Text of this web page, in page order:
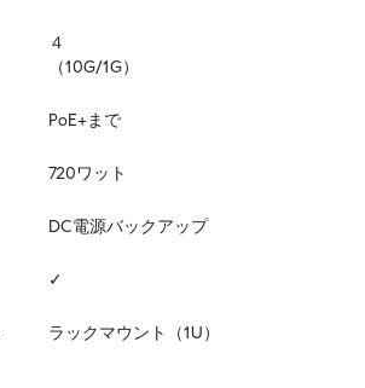
４
（10G/1G）
PoE+まで
720ワット
DC電源バックアップ
✓
ラックマウント（1U）